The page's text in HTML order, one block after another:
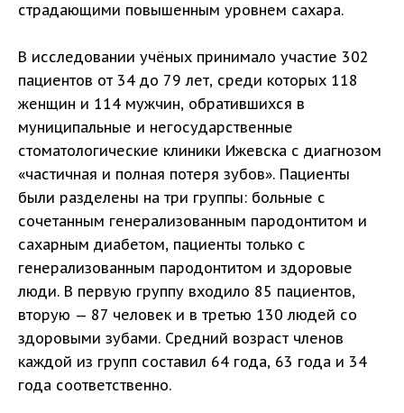
страдающими повышенным уровнем сахара.
В исследовании учёных принимало участие 302
пациентов от 34 до 79 лет, среди которых 118
женщин и 114 мужчин, обратившихся в
муниципальные и негосударственные
стоматологические клиники Ижевска с диагнозом
«частичная и полная потеря зубов». Пациенты
были разделены на три группы: больные с
сочетанным генерализованным пародонтитом и
сахарным диабетом, пациенты только с
генерализованным пародонтитом и здоровые
люди. В первую группу входило 85 пациентов,
вторую — 87 человек и в третью 130 людей со
здоровыми зубами. Средний возраст членов
каждой из групп составил 64 года, 63 года и 34
года соответственно.